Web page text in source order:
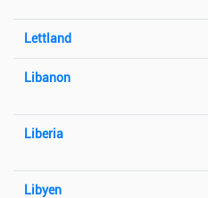
Lettland
Libanon
Liberia
Libyen